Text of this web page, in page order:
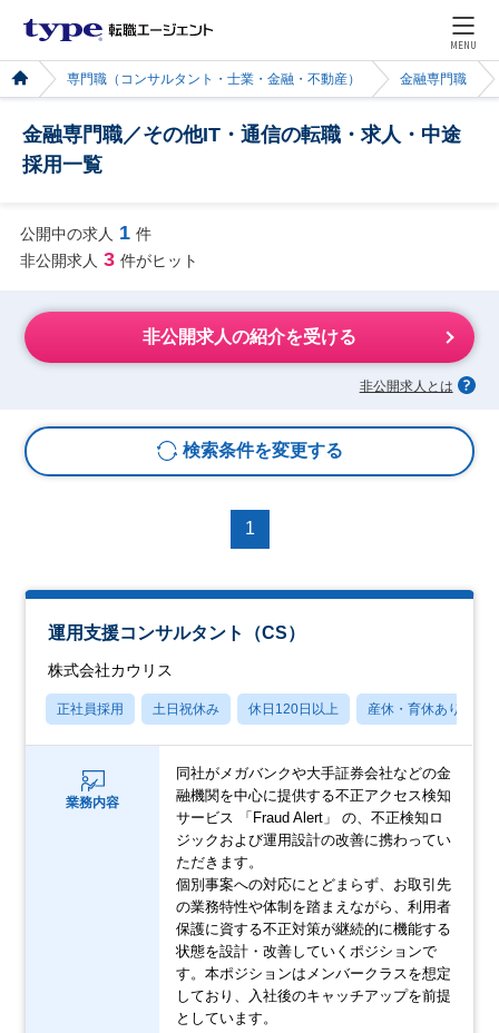
MENU
専門職（コンサルタント・士業・金融・不動産） 金融専門職
金融専門職／その他IT・通信の転職・求人・中途
採用一覧
公開中の求人 1 件
非公開求人 3 件がヒット
非公開求人の紹介を受ける
非公開求人とは
検索条件を変更する
1
運用支援コンサルタント（CS）
株式会社カウリス
正社員採用 土日祝休み 休日120日以上 産休・育休あり
業務内容
同社がメガバンクや大手証券会社などの金
融機関を中心に提供する不正アクセス検知
サービス 「Fraud Alert」 の、不正検知ロ
ジックおよび運用設計の改善に携わってい
ただきます。
個別事案への対応にとどまらず、お取引先
の業務特性や体制を踏まえながら、利用者
保護に資する不正対策が継続的に機能する
状態を設計・改善していくポジションで
す。本ポジションはメンバークラスを想定
しており、入社後のキャッチアップを前提
としています。